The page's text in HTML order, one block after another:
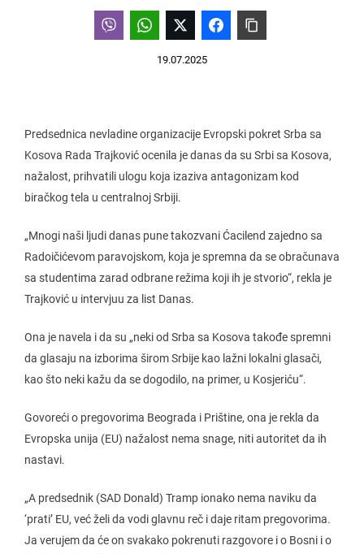
19.07.2025
Predsednica nevladine organizacije Evropski pokret Srba sa
Kosova Rada Trajković ocenila je danas da su Srbi sa Kosova,
nažalost, prihvatili ulogu koja izaziva antagonizam kod
biračkog tela u centralnoj Srbiji.
„Mnogi naši ljudi danas pune takozvani Ćacilend zajedno sa
Radoičićevom paravojskom, koja je spremna da se obračunava
sa studentima zarad odbrane režima koji ih je stvorio“, rekla je
Trajković u intervjuu za list Danas.
Ona je navela i da su „neki od Srba sa Kosova takođe spremni
da glasaju na izborima širom Srbije kao lažni lokalni glasači,
kao što neki kažu da se dogodilo, na primer, u Kosjeriću“.
Govoreći o pregovorima Beograda i Prištine, ona je rekla da
Evropska unija (EU) nažalost nema snage, niti autoritet da ih
nastavi.
„A predsednik (SAD Donald) Tramp ionako nema naviku da
‘prati’ EU, već želi da vodi glavnu reč i daje ritam pregovorima.
Ja verujem da će on svakako pokrenuti razgovore i o Bosni i o